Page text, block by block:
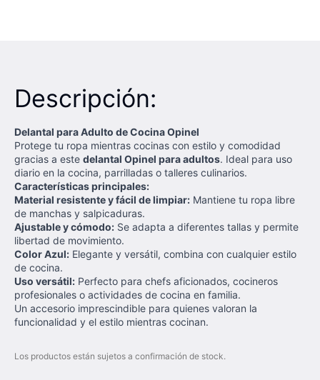
Descripción:
Delantal para Adulto de Cocina Opinel
Protege tu ropa mientras cocinas con estilo y comodidad
gracias a este delantal Opinel para adultos. Ideal para uso
diario en la cocina, parrilladas o talleres culinarios.
Características principales:
Material resistente y fácil de limpiar: Mantiene tu ropa libre
de manchas y salpicaduras.
Ajustable y cómodo: Se adapta a diferentes tallas y permite
libertad de movimiento.
Color Azul: Elegante y versátil, combina con cualquier estilo
de cocina.
Uso versátil: Perfecto para chefs aficionados, cocineros
profesionales o actividades de cocina en familia.
Un accesorio imprescindible para quienes valoran la
funcionalidad y el estilo mientras cocinan.
Los productos están sujetos a confirmación de stock.